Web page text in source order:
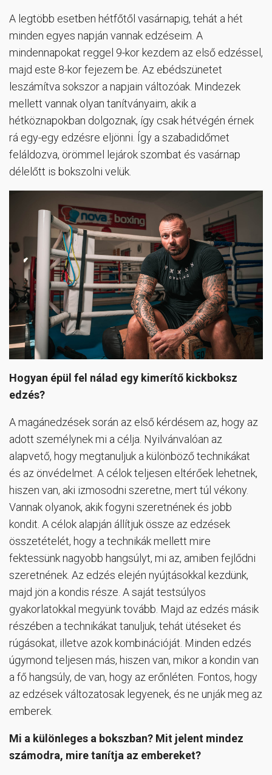
A legtöbb esetben hétfőtől vasárnapig, tehát a hét
minden egyes napján vannak edzéseim. A
mindennapokat reggel 9-kor kezdem az első edzéssel,
majd este 8-kor fejezem be. Az ebédszünetet
leszámítva sokszor a napjain változóak. Mindezek
mellett vannak olyan tanítványaim, akik a
hétköznapokban dolgoznak, így csak hétvégén érnek
rá egy-egy edzésre eljönni. Így a szabadidőmet
feláldozva, örömmel lejárok szombat és vasárnap
délelőtt is bokszolni velük.
Hogyan épül fel nálad egy kimerítő kickboksz
edzés?
A magánedzések során az első kérdésem az, hogy az
adott személynek mi a célja. Nyilvánvalóan az
alapvető, hogy megtanuljuk a különböző technikákat
és az önvédelmet. A célok teljesen eltérőek lehetnek,
hiszen van, aki izmosodni szeretne, mert túl vékony.
Vannak olyanok, akik fogyni szeretnének és jobb
kondit. A célok alapján állítjuk össze az edzések
összetételét, hogy a technikák mellett mire
fektessünk nagyobb hangsúlyt, mi az, amiben fejlődni
szeretnének. Az edzés elején nyújtásokkal kezdünk,
majd jön a kondis része. A saját testsúlyos
gyakorlatokkal megyünk tovább. Majd az edzés másik
részében a technikákat tanuljuk, tehát ütéseket és
rúgásokat, illetve azok kombinációját. Minden edzés
úgymond teljesen más, hiszen van, mikor a kondin van
a fő hangsúly, de van, hogy az erőnléten. Fontos, hogy
az edzések változatosak legyenek, és ne unják meg az
emberek.
Mi a különleges a bokszban? Mit jelent mindez
számodra, mire tanítja az embereket?